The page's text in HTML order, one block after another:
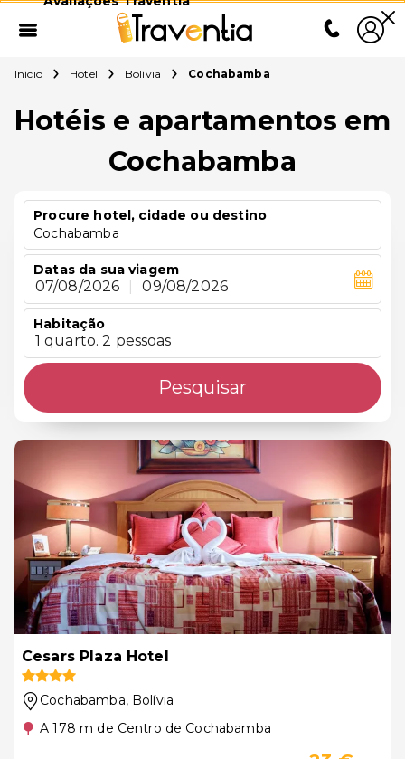
Início Hotel Bolívia Cochabamba
Hotéis e apartamentos em
Cochabamba
Procure hotel, cidade ou destino
Cochabamba
Datas da sua viagem
07/08/2026 09/08/2026
Habitação
1 quarto. 2 pessoas
Pesquisar
Cesars Plaza Hotel
Cochabamba, Bolívia
A 178 m de Centro de Cochabamba